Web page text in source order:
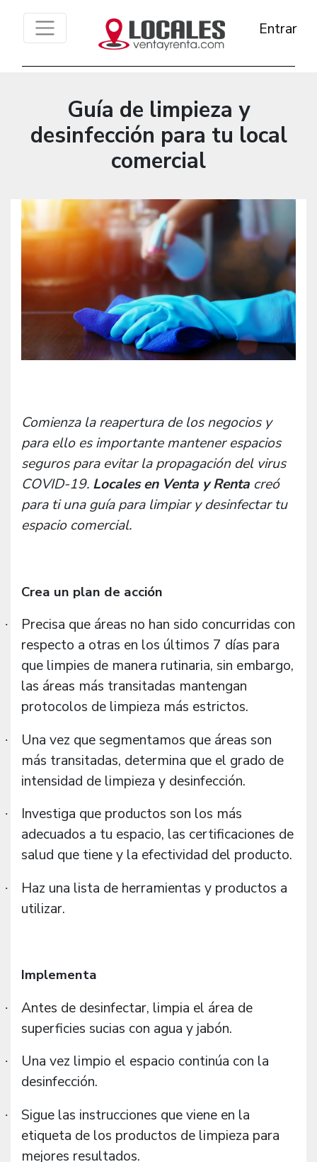
Entrar
Guía de limpieza y
desinfección para tu local
comercial
Comienza la reapertura de los negocios y
para ello es importante mantener espacios
seguros para evitar la propagación del virus
COVID-19. Locales en Venta y Renta creó
para ti una guía para limpiar y desinfectar tu
espacio comercial.
Crea un plan de acción
·
Precisa que áreas no han sido concurridas con
respecto a otras en los últimos 7 días para
que limpies de manera rutinaria, sin embargo,
las áreas más transitadas mantengan
protocolos de limpieza más estrictos.
·
Una vez que segmentamos que áreas son
más transitadas, determina que el grado de
intensidad de limpieza y desinfección.
·
Investiga que productos son los más
adecuados a tu espacio, las certificaciones de
salud que tiene y la efectividad del producto.
·
Haz una lista de herramientas y productos a
utilizar.
Implementa
·
Antes de desinfectar, limpia el área de
superficies sucias con agua y jabón.
·
Una vez limpio el espacio continúa con la
desinfección.
·
Sigue las instrucciones que viene en la
etiqueta de los productos de limpieza para
mejores resultados.